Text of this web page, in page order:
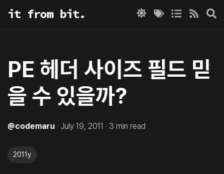
it from bit.
PE 헤더 사이즈 필드 믿
을 수 있을까?
@codemaru · July 19, 2011 · 3 min read
2011y